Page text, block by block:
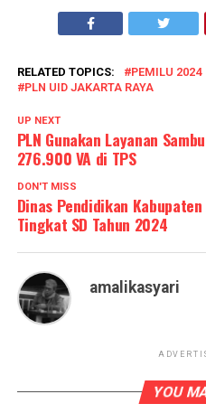
RELATED TOPICS: PEMILU 2024
PLN UID JAKARTA RAYA
UP NEXT
PLN Gunakan Layanan
276.900 VA di TPS
DON'T MISS
Dinas Pendidikan Kabupaten
Tingkat SD Tahun 2024
amalikasyari
YOU